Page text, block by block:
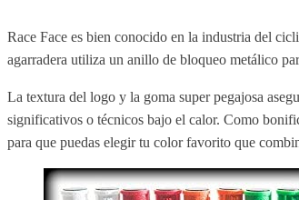
Race Face es bien conocido en la industria del
agarradera utiliza un anillo de bloqueo metálico
La textura del logo y la goma super pegajosa
significativos o técnicos bajo el calor. Como
para que puedas elegir tu color favorito que